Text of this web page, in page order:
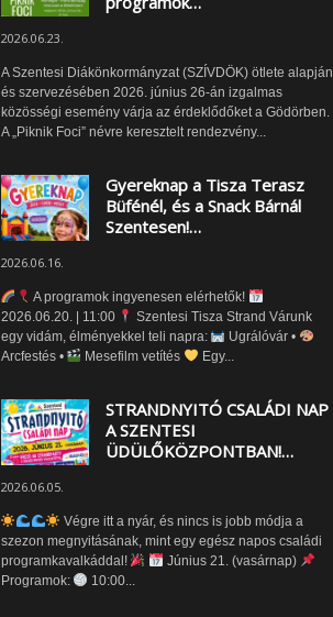
2026.06.23.
A Szentesi Diákönkormányzat (SZÍVDÖK) ötlete alapján
és szervezésében 2026. június 26-án izgalmas
közösségi esemény várja az érdeklődőket a Gödörben.
A „Piknik Foci” névre keresztelt rendezvény...
Gyereknap a Tisza Terasz
Büfénél, és a Snack Bárnál
Szentesen!…
2026.06.16.
A programok ingyenesen elérhetők!
2026.06.20. | 11:00
Szentesi Tisza Strand Várunk
egy vidám, élményekkel teli napra:
Ugrálóvár •
Arcfestés •
Mesefilm vetítés Egy...
STRANDNYITÓ CSALÁDI NAP
A SZENTESI
ÜDÜLŐKÖZPONTBAN!…
2026.06.05.
Végre itt a nyár, és nincs is jobb módja a
szezon megnyitásának, mint egy egész napos családi
programkavalkáddal!
Június 21. (vasárnap)
Programok:
10:00...